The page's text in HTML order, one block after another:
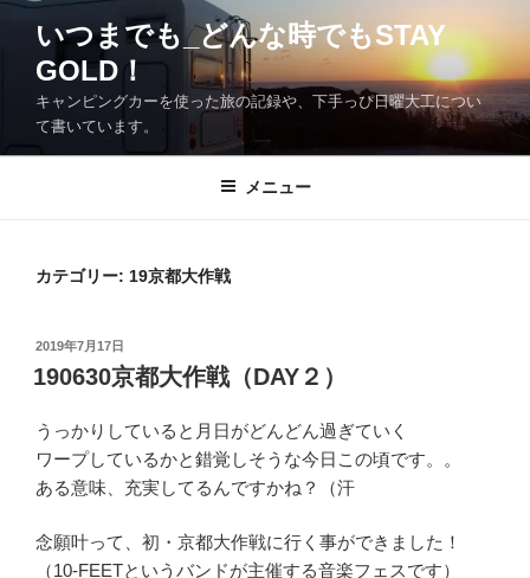
へ
いつまでも_どんな時でもSTAY
GOLD！
キャンピングカーを使った旅の記録や、下手っぴ日曜大工につい
て書いています。
メニュー
カテゴリー: 19京都大作戦
投
稿
日:
2019年7月17日
190630京都大作戦（DAY２）
うっかりしていると月日がどんどん過ぎていく
ワープしているかと錯覚しそうな今日この頃です。。
ある意味、充実してるんですかね？（汗
念願叶って、初・京都大作戦に行く事ができました！
（10-FEETというバンドが主催する音楽フェスです）